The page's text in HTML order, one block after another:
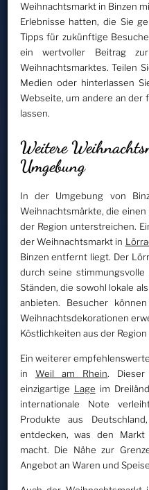
Weihnachtsmarkt in Binzen
Erlebnisse hatten, die Sie
Tipps für zukünftige
ein wertvoller Beitrag
Weihnachtsmarktes. Teilen
Medien oder hinterlassen
Webseite, um andere an der
lassen.
Weitere
Umgebung
In der Umgebung von
Weihnachtsmärkte, die
der Region unterstreichen.
der Weihnachtsmarkt in
Binzen entfernt liegt. Der
durch seine
Ständen, die sowohl lokale
anbieten. Besucher
Weihnachtsdekorationen
Köstlichkeiten aus der
Ein weiterer
in Weil am Rhein.
einzigartige Lage im
internationale Note
Produkte aus
entdecken, was den
macht. Die Nähe zur
Angebot an Waren und